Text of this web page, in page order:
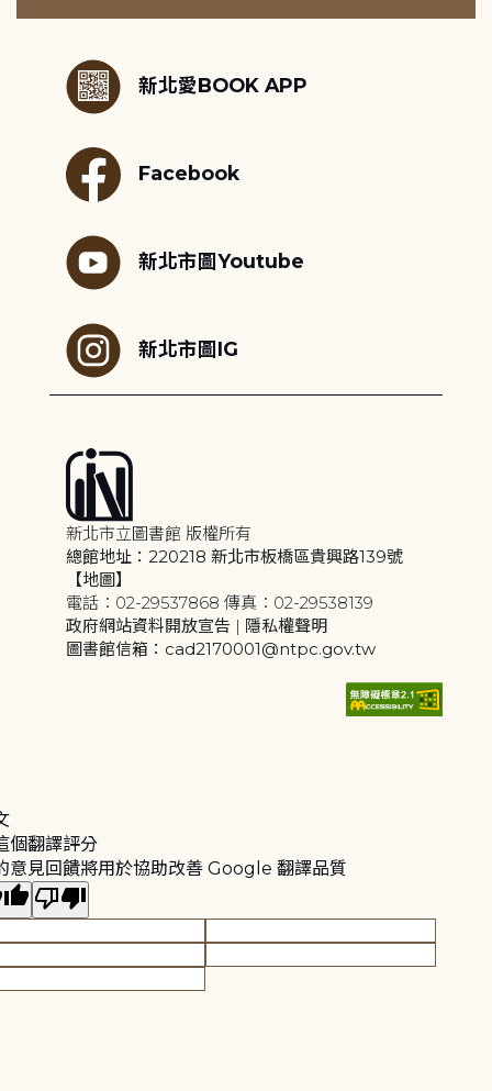
新北愛BOOK APP
Facebook
新北市圖Youtube
新北市圖IG
新北市立圖書館 版權所有
總館地址：220218 新北市板橋區貴興路139號
【地圖】
電話：02-29537868 傳真：02-29538139
政府網站資料開放宣告 | 隱私權聲明
圖書館信箱：cad2170001@ntpc.gov.tw
個翻譯評分
意見回饋將用於協助改善 Google 翻譯品質